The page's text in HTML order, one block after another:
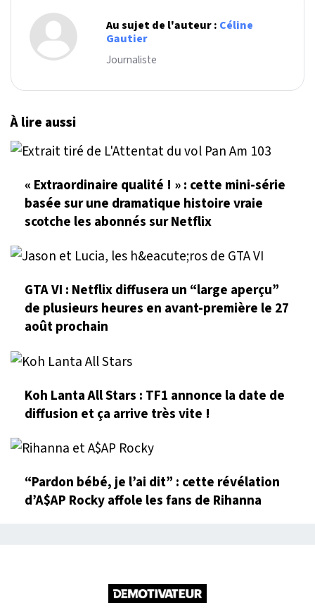
Au sujet de l'auteur : Céline
Gautier
Journaliste
À lire aussi
« Extraordinaire qualité ! » : cette mini-série
basée sur une dramatique histoire vraie
scotche les abonnés sur Netflix
GTA VI : Netflix diffusera un “large aperçu”
de plusieurs heures en avant-première le 27
août prochain
Koh Lanta All Stars : TF1 annonce la date de
diffusion et ça arrive très vite !
“Pardon bébé, je l’ai dit” : cette révélation
d’A$AP Rocky affole les fans de Rihanna